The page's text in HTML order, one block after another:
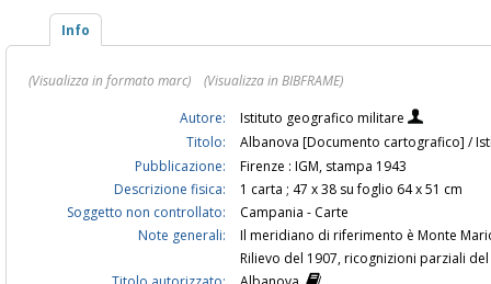
Info
(Visualizza in formato marc)
(Visualizza in BIBFRAME)
Autore:
Istituto geografico militare
Titolo:
Albanova [Documento cartografico] /
Pubblicazione:
Firenze : IGM, stampa 1943
Descrizione fisica:
1 carta ; 47 x 38 su foglio 64 x 51 cm
Soggetto non controllato:
Campania - Carte
Note generali:
Il meridiano di riferimento è Monte
Rilievo del 1907, ricognizioni parziali